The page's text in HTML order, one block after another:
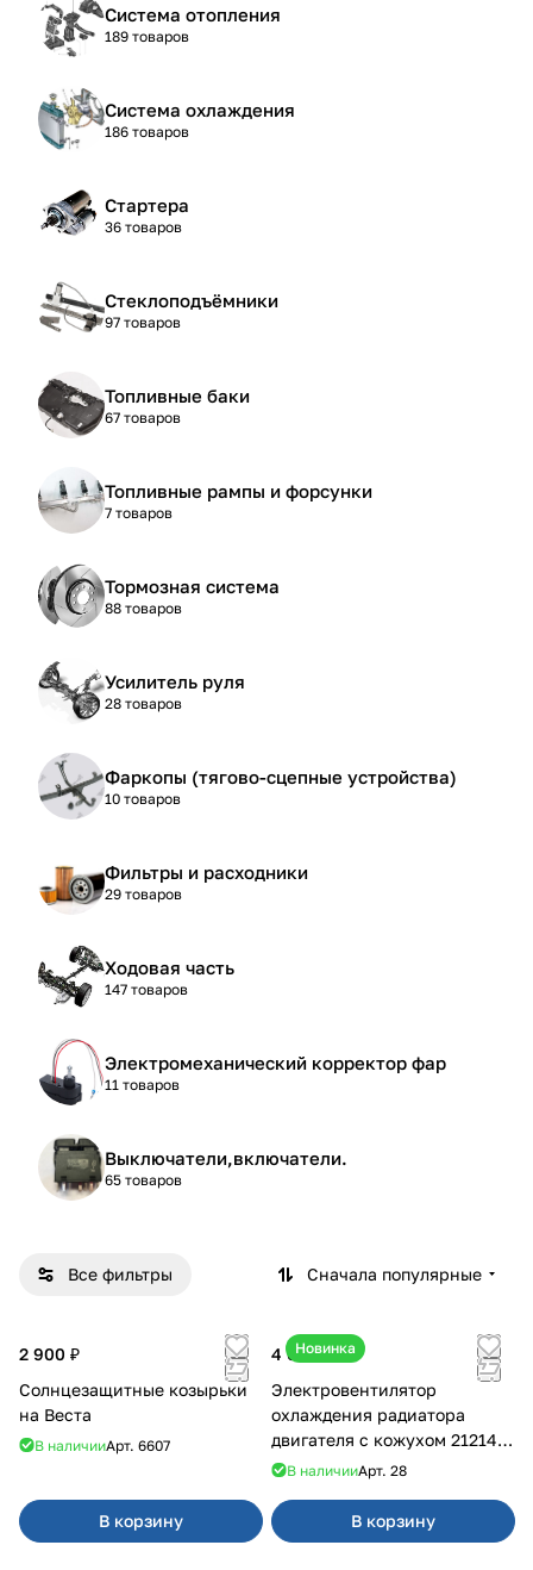
Система отопления
189 товаров
Система охлаждения
186 товаров
Стартера
36 товаров
Стеклоподъёмники
97 товаров
Топливные баки
67 товаров
Топливные рампы и форсунки
7 товаров
Тормозная система
88 товаров
Усилитель руля
28 товаров
Фаркопы (тягово-сцепные устройства)
10 товаров
Фильтры и расходники
29 товаров
Ходовая часть
147 товаров
Электромеханический корректор фар
11 товаров
Выключатели,включатели.
65 товаров
Все фильтры Сначала популярные
2 900 ₽
Солнцезащитные козырьки
на Веста
В наличииАрт. 6607
В корзину
Новинка
4 600 ₽
Электровентилятор
охлаждения радиатора
двигателя с кожухом 21214
2121-21213 ВАЛЕЕ 95
В наличииАрт. 28
В корзину